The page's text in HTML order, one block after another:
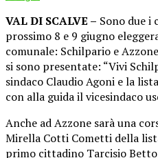
VAL DI SCALVE – Sono due i
prossimo 8 e 9 giugno
comunale: Schilpario e
si sono presentate: “Vivi
sindaco Claudio Agoni e la
con alla guida il vicesindaco
Anche ad Azzone sarà una
Mirella Cotti Cometti della
primo cittadino Tarcisio